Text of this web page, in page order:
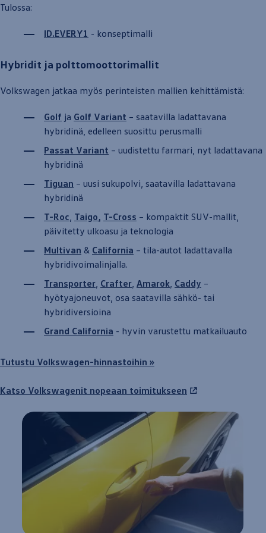
Tulossa:
ID.EVERY1 - konseptimalli
Hybridit ja polttomoottorimallit
Volkswagen jatkaa myös perinteisten mallien kehittämistä:
Golf ja Golf Variant – saatavilla ladattavana
hybridinä, edelleen suosittu perusmalli
Passat Variant – uudistettu farmari, nyt ladattavana
hybridinä
Tiguan – uusi suku­polvi, saatavilla ladattavana
hybridinä
T-Roc, Taigo, T-Cross – kompaktit SUV-mallit,
päivitetty ulkoasu ja teknologia
Multivan & California – tila-autot ladattavalla
hybridivoimalinjalla.
Transporter, Crafter, Amarok, Caddy –
hyötyajoneuvot, osa saatavilla sähkö- tai
hybridiversioina
Grand California - hyvin varustettu matkailu­auto
Tutustu Volkswagen-hinnastoihin »
Katso Volkswagenit nopeaan toimitukseen